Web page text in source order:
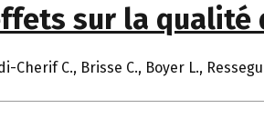
sur la
Cherif C., Brisse C., Boyer L.,